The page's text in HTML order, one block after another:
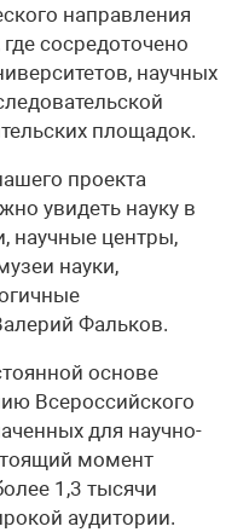
направления
сосредоточено
научных
площадок.
проекта
увидеть науку в
научные центры,
науки,
Фальков.
основе
Всероссийского
для научно-
момент
1,3 тысячи
аудитории.